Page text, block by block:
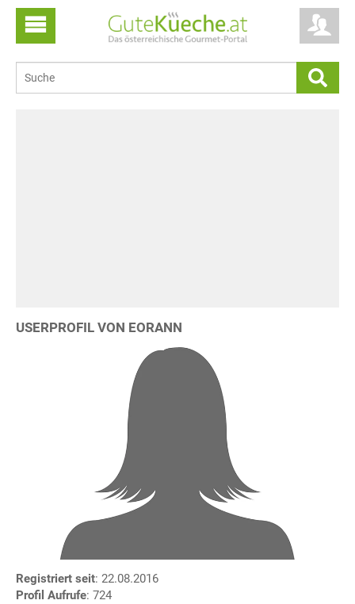
USERPROFIL VON EORANN
Registriert seit: 22.08.2016
Profil Aufrufe: 724